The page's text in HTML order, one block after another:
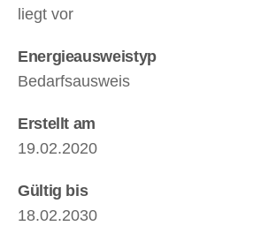
liegt vor
Energie­ausweistyp
Bedarfsausweis
Erstellt am
19.02.2020
Gültig bis
18.02.2030